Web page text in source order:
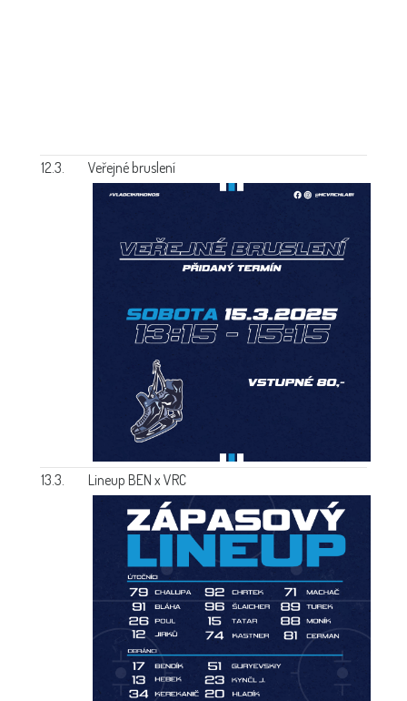
12.3. Veřejné bruslení
13.3. Lineup BEN x VRC